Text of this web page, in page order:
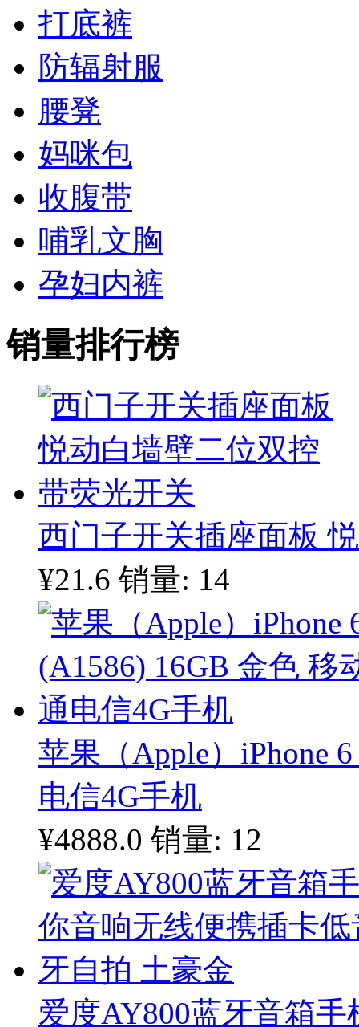
打底裤
防辐射服
腰凳
妈咪包
收腹带
哺乳文胸
孕妇内裤
销量排行榜
西门子开关插座面板
¥21.6 销量: 14
苹果（Apple）iPhone
电信4G手机
¥4888.0 销量: 12
爱度AY800蓝牙音箱